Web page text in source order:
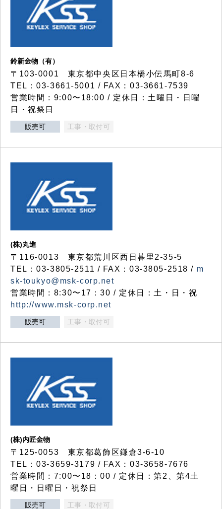
鈴新金物（有）
〒103-0001 東京都中央区日本橋小伝馬町8-6
TEL：03-3661-5001 / FAX：03-3661-7539
営業時間：9:00〜18:00 / 定休日：土曜日・日曜
日・祝祭日
販売可 工事・取付可
(株)丸進
〒116-0013 東京都荒川区西日暮里2-35-5
TEL：03-3805-2511 / FAX：03-3805-2518 / m
sk-toukyo@msk-corp.net
営業時間：8:30〜17：30 / 定休日：土・日・祝
http://www.msk-corp.net
販売可 工事・取付可
(株)内匠金物
〒125-0053 東京都葛飾区鎌倉3-6-10
TEL：03-3659-3179 / FAX：03-3658-7676
営業時間：7:00〜18：00 / 定休日：第2、第4土
曜日・日曜日・祝祭日
販売可 工事・取付可